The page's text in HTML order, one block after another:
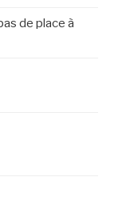
de place à